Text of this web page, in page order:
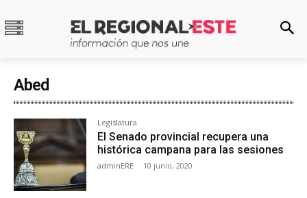
Abed
Legislatura
El Senado provincial recupera una
histórica campana para las sesiones
adminERE - 10 junio, 2020